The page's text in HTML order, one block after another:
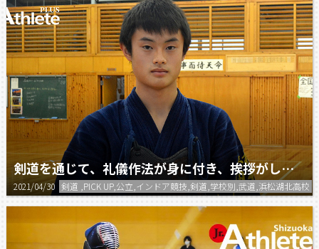
剣道を通じて、礼儀作法が身に付き、挨拶がしっかりできるようになった。
2021/04/30 剣道 ,PICK UP,公立,インドア競技,剣道,学校別,武道,浜松湖北高校